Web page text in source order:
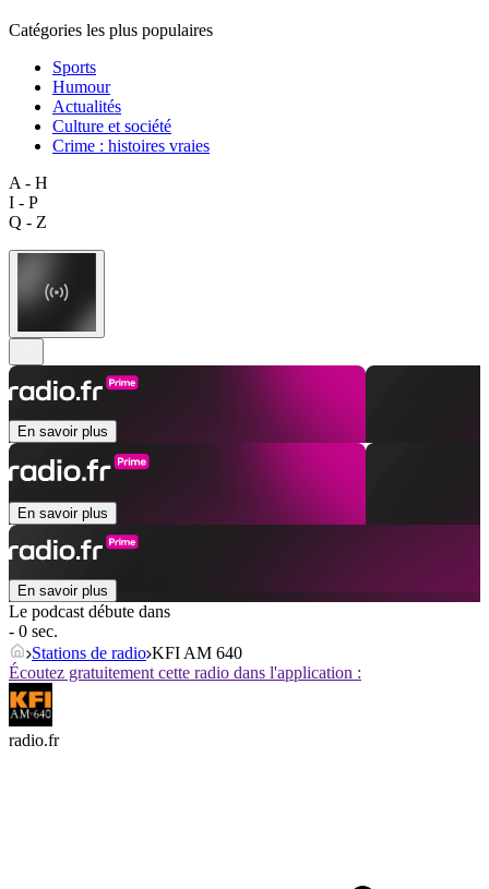
Catégories les plus populaires
Sports
Humour
Actualités
Culture et société
Crime : histoires vraies
A - H
I - P
Q - Z
En savoir plus
En savoir plus
En savoir plus
Le podcast débute dans
- 0 sec.
Stations de radio KFI AM 640
Écoutez gratuitement cette radio dans l'application :
radio.fr